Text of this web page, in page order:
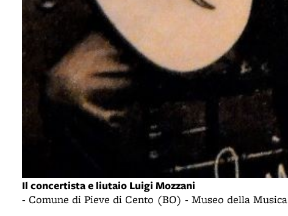
Il concertista e liutaio Luigi Mozzani
- Comune di Pieve di Cento (BO) - Museo della Musica